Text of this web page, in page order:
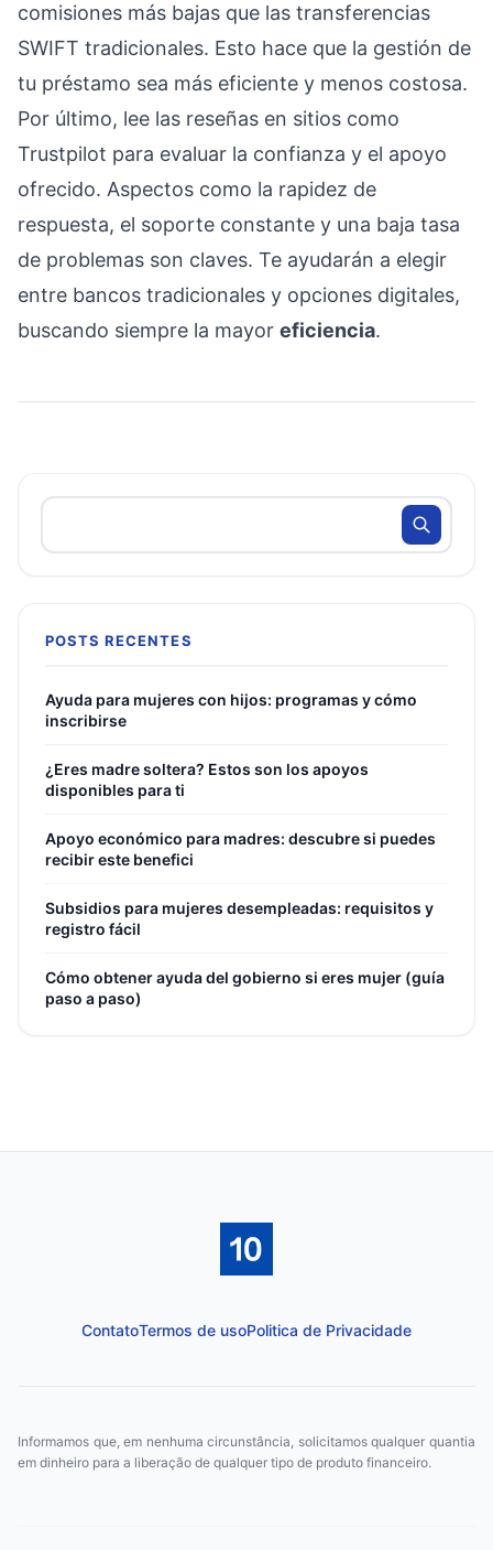
comisiones más bajas que las transferencias
SWIFT tradicionales. Esto hace que la gestión de
tu préstamo sea más eficiente y menos costosa.
Por último, lee las reseñas en sitios como
Trustpilot para evaluar la confianza y el apoyo
ofrecido. Aspectos como la rapidez de
respuesta, el soporte constante y una baja tasa
de problemas son claves. Te ayudarán a elegir
entre bancos tradicionales y opciones digitales,
buscando siempre la mayor eficiencia.
POSTS RECENTES
Ayuda para mujeres con hijos: programas y cómo
inscribirse
¿Eres madre soltera? Estos son los apoyos
disponibles para ti
Apoyo económico para madres: descubre si puedes
recibir este benefici
Subsidios para mujeres desempleadas: requisitos y
registro fácil
Cómo obtener ayuda del gobierno si eres mujer (guía
paso a paso)
ContatoTermos de usoPolitica de Privacidade
Informamos que, em nenhuma circunstância, solicitamos qualquer quantia
em dinheiro para a liberação de qualquer tipo de produto financeiro.